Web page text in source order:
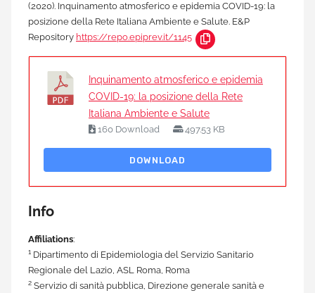
(2020). Inquinamento atmosferico e epidemia COVID-19: la
posizione della Rete Italiana Ambiente e Salute. E&P
Repository https://repo.epiprev.it/1145
Inquinamento atmosferico e epidemia
COVID-19: la posizione della Rete
Italiana Ambiente e Salute
160 Download 497.53 KB
DOWNLOAD
Info
Affiliations:
1 Dipartimento di Epidemiologia del Servizio Sanitario
Regionale del Lazio, ASL Roma, Roma
2 Servizio di sanità pubblica, Direzione generale sanità e